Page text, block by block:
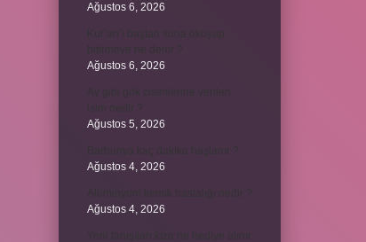
Ağustos 6, 2026
Ağustos 6, 2026
Ağustos 5, 2026
Ağustos 4, 2026
Ağustos 4, 2026